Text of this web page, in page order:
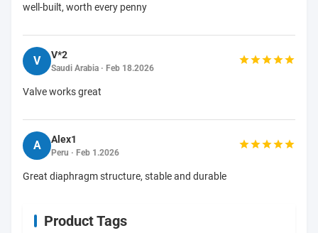
well-built, worth every penny
V V*2
Saudi Arabia · Feb 18.2026
Valve works great
A Alex1
Peru · Feb 1.2026
Great diaphragm structure, stable and durable
Product Tags